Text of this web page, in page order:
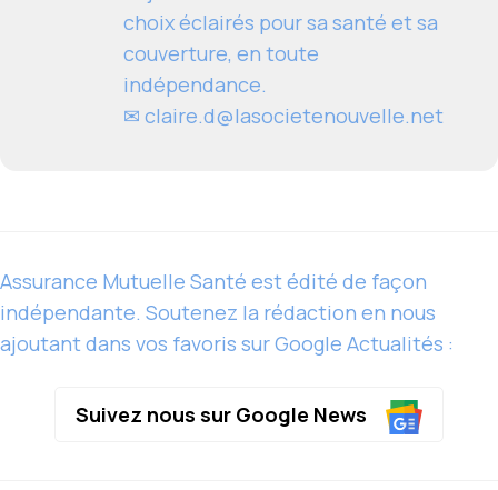
choix éclairés pour sa santé et sa
couverture, en toute
indépendance.
✉ claire.d@lasocietenouvelle.net
Assurance Mutuelle Santé est édité de façon
indépendante. Soutenez la rédaction en nous
ajoutant dans vos favoris sur Google Actualités :
Suivez nous sur Google News